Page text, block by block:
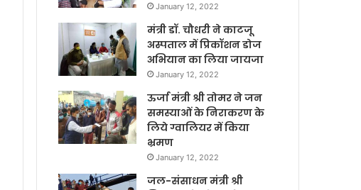
January 12, 2022
मंत्री डॉ. चौधरी ने काटजू
अस्पताल में प्रिकॉशन डोज
अभियान का लिया जायजा
January 12, 2022
ऊर्जा मंत्री श्री तोमर ने जन
समस्याओं के निराकरण के
लिये ग्वालियर में किया
भ्रमण
January 12, 2022
जल-संसाधन मंत्री श्री